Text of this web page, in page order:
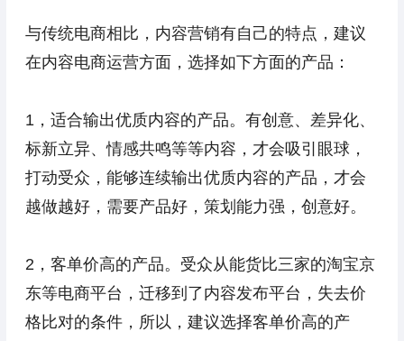
与传统电商相比，内容营销有自己的特点，建议
在内容电商运营方面，选择如下方面的产品：
1，适合输出优质内容的产品。有创意、差异化、
标新立异、情感共鸣等等内容，才会吸引眼球，
打动受众，能够连续输出优质内容的产品，才会
越做越好，需要产品好，策划能力强，创意好。
2，客单价高的产品。受众从能货比三家的淘宝京
东等电商平台，迁移到了内容发布平台，失去价
格比对的条件，所以，建议选择客单价高的产